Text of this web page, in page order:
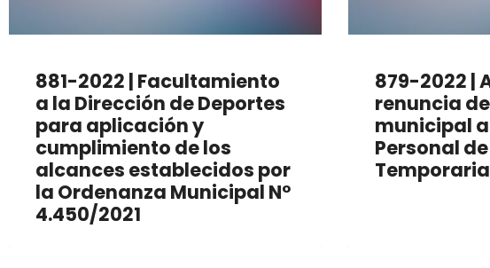
881-2022 | Facultamiento
a la Dirección de Deportes
para aplicación y
cumplimiento de los
alcances establecidos por
la Ordenanza Municipal N°
4.450/2021
879-2022 |
renuncia
municipal
Personal
Temporaria